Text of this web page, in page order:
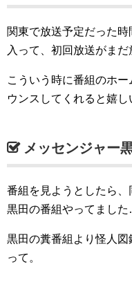
関東で放送予定だった
入って、初回放送がまだ
こういう時に番組のホ
ウンスしてくれると嬉し
メッセンジャー
番組を見ようとしたら
黒田の番組やってました
黒田の糞番組より怪人
って。